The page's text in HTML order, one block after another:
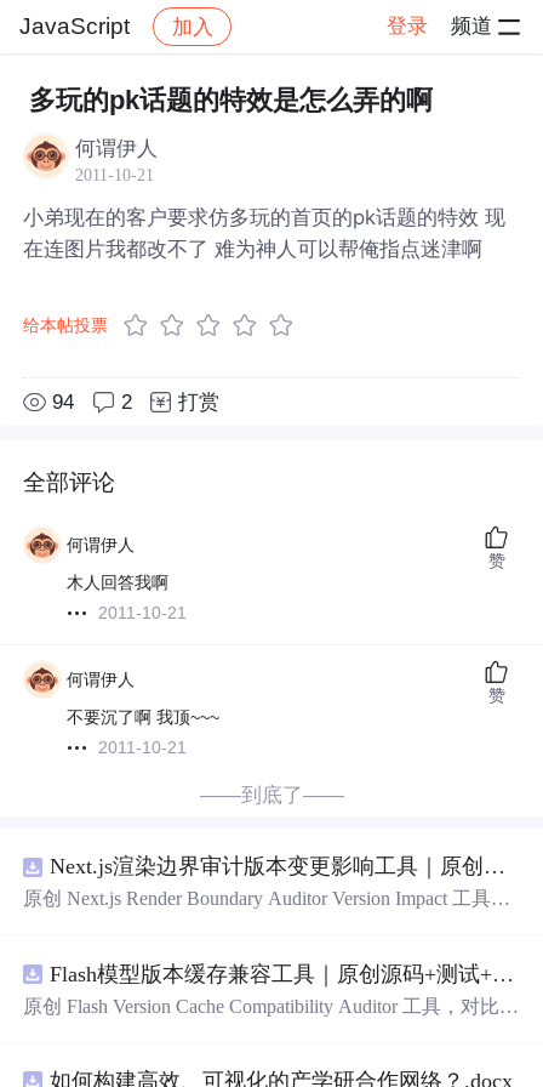
JavaScript 加入 登录 频道
社区 JavaScript 帖子详情
多玩的pk话题的特效是怎么弄的啊
何谓伊人
2011-10-21
小弟现在的客户要求仿多玩的首页的pk话题的特效 现
在连图片我都改不了 难为神人可以帮俺指点迷津啊
给本帖投票
94 2 打赏
全部评论
何谓伊人
木人回答我啊
2011-10-21
赞
何谓伊人
不要沉了啊 我顶~~~
2011-10-21
赞
——到底了——
Next.js渲染边界审计版本变更影响工具｜原创源码+测试+离线报告
原创 Next.js Render Boundary Auditor Version Impact 工具，
入约定、规则参数、结果结构和风险项，识别变更影响。
压缩包包含完整源码、3 项自动化测试、可复现合成示
原创与授权声明。运行时零第三方依赖，不包含热点产品
Flash模型版本缓存兼容工具｜原创源码+测试+离线报告
原创 Flash Version Cache Compatibility Auditor 工具，对比两
复现合成示例、离线 HTML/JSON/SVG 报告、1080×720
如何构建高效、可视化的产学研合作网络？.docx